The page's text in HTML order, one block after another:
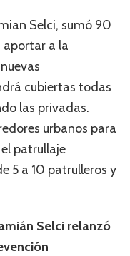
Selci, sumó 90
aportar a la
cubiertas todas
las privadas.
urbanos para
patrullaje
5 a 10 patrulleros y
Selci relanzó